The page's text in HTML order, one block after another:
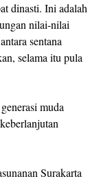
dinasti. Ini adalah
nilai-nilai
sentana
selama itu pula
muda
Surakarta